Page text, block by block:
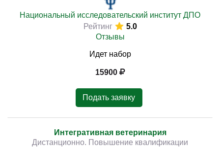
Национальный исследовательский институт ДПО
Рейтинг
5.0
Отзывы
Идет набор
15900
Подать заявку
Интегративная ветеринария
Дистанционно. Повышение квалификации